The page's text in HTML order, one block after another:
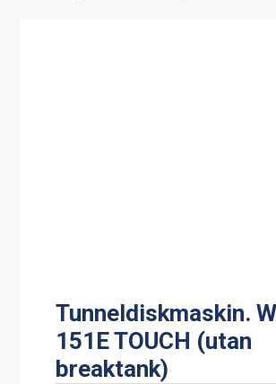
Tunneldiskmaskin.
151E TOUCH (utan
breaktank)